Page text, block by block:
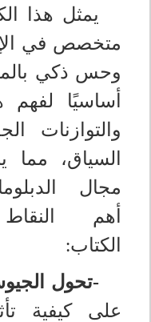
يمثل هذا
متخصص في
وحس ذكي
أساسيًا لفهم
والتوازنات
السياق،
مجال
أهم النقاط
الكتاب:
-تحول
على كيفية